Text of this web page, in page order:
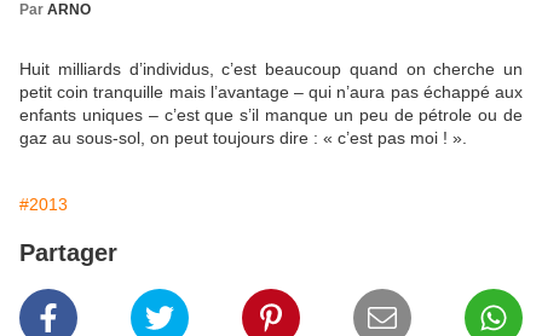
Par ARNO
Huit milliards d’individus, c’est beaucoup quand on cherche un
petit coin tranquille mais l’avantage – qui n’aura pas échappé aux
enfants uniques – c’est que s’il manque un peu de pétrole ou de
gaz au sous-sol, on peut toujours dire : « c’est pas moi ! ».
#2013
Partager